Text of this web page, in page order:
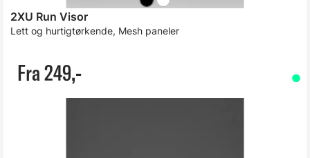
2XU Run Visor
Lett og hurtigtørkende, Mesh paneler
Fra 249,-